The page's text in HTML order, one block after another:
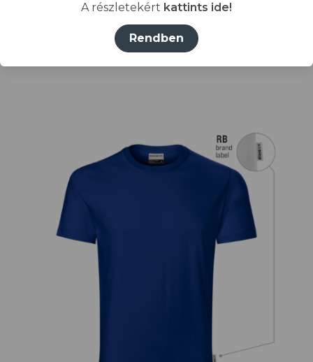
póló, ing, blúz
RIMECK® Póló férfi királykék (brand label) S
A részletekért kattints ide!
Rendben